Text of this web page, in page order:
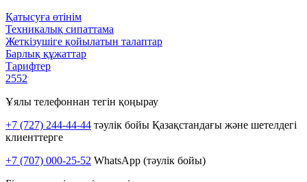
Қатысуға өтінім
Техникалық сипаттама
Жеткізушіге қойылатын талаптар
Барлық құжаттар
Тарифтер
2552
Ұялы телефоннан тегін қоңырау
+7 (727) 244-44-44 тәулік бойы Қазақстандағы және шетелдегі
клиенттерге
+7 (707) 000-25-52 WhatsApp (тәулік бойы)